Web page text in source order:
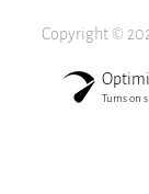
Copyright ©
Turns on